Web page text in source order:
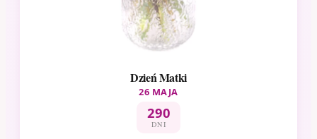
Dzień Matki
26 MAJA
290
DNI